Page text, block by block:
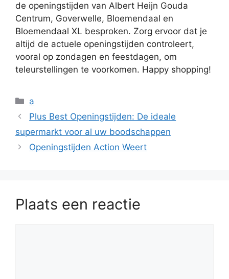
de openingstijden van Albert Heijn Gouda
Centrum, Goverwelle, Bloemendaal en
Bloemendaal XL besproken. Zorg ervoor dat je
altijd de actuele openingstijden controleert,
vooral op zondagen en feestdagen, om
teleurstellingen te voorkomen. Happy shopping!
Categorieën
a
Plus Best Openingstijden: De ideale
supermarkt voor al uw boodschappen
Openingstijden Action Weert
Plaats een reactie